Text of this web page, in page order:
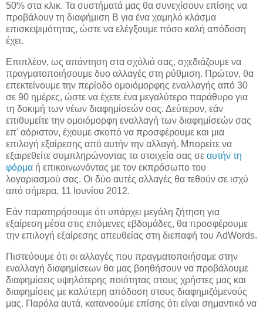
50% στα κλικ. Τα συστήματά μας θα συνεχίσουν επίσης να
προβάλουν τη διαφήμιση Β για ένα χαμηλό κλάσμα
επισκεψιμότητας, ώστε να ελέγξουμε πόσο καλή απόδοση
έχει.
Επιπλέον, ως απάντηση στα σχόλιά σας, σχεδιάζουμε να
πραγματοποιήσουμε δυο αλλαγές στη ρύθμιση. Πρώτον, θα
επεκτείνουμε την περίοδο ομοιόμορφης εναλλαγής από 30
σε 90 ημέρες, ώστε να έχετε ένα μεγαλύτερο παράθυρο για
τη δοκιμή των νέων διαφημίσεών σας. Δεύτερον, εάν
επιθυμείτε την ομοιόμορφη εναλλαγή των διαφημίσεών σας
επ' αόριστον, έχουμε σκοπό να προσφέρουμε και μια
επιλογή εξαίρεσης από αυτήν την αλλαγή. Μπορείτε να
εξαιρεθείτε συμπληρώνοντας τα στοιχεία σας σε αυτήν τη
φόρμα ή επικοινωνόντας με τον εκπρόσωπο του
λογαριασμού σας. Οι δύο αυτές αλλαγές θα τεθούν σε ισχύ
από σήμερα, 11 Ιουνίου 2012.
Εάν παρατηρήσουμε ότι υπάρχει μεγάλη ζήτηση για
εξαίρεση μέσα στις επόμενες εβδομάδες, θα προσφέρουμε
την επιλογή εξαίρεσης απευθείας στη διεπαφή του AdWords.
Πιστεύουμε ότι οι αλλαγές που πραγματοποιήσαμε στην
εναλλαγή διαφημίσεων θα μας βοηθήσουν να προβάλουμε
διαφημίσεις υψηλότερης ποιότητας στους χρήστες μας και
διαφημίσεις με καλύτερη απόδοση στους διαφημιζόμενούς
μας. Παρόλα αυτά, κατανοούμε επίσης ότι είναι σημαντικό να